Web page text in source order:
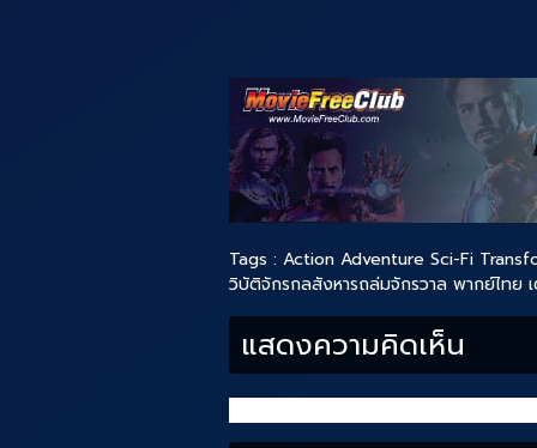
Tags : Action Adventure Sci-Fi
วิบัติจักรกลสังหารถล่มจักรวาล พากย์ไทย
แสดงความคิดเห็น